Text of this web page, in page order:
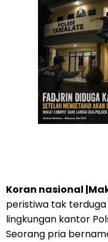
Koran nasional
peristiwa tak
lingkungan kantor
Seorang pria